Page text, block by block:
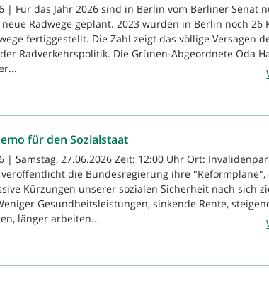
| Für das Jahr 2026 sind in Berlin vom Berliner Senat
Radwege geplant. 2023 wurden in Berlin noch 26
fertiggestellt. Die Zahl zeigt das völlige Versagen
Radverkehrspolitik. Die Grünen-Abgeordnete Oda
für den Sozialstaat
| Samstag, 27.06.2026 Zeit: 12:00 Uhr Ort:
veröffentlicht die Bundesregierung ihre "Reformpläne",
Kürzungen unserer sozialen Sicherheit nach sich
Gesundheitsleistungen, sinkende Rente,
länger arbeiten...